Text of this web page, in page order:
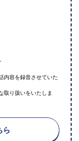
内容を録音させていた
取り扱いをいたしま
ら